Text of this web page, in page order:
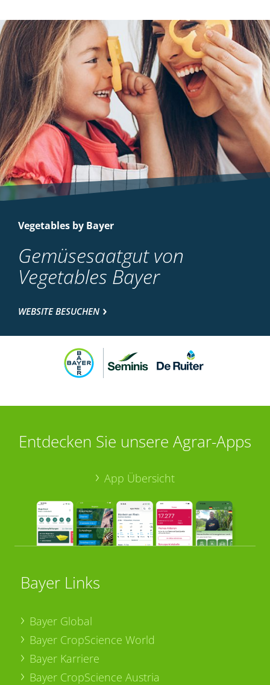
Vegetables by Bayer
Gemüsesaatgut von
Vegetables Bayer
WEBSITE BESUCHEN
Entdecken Sie unsere Agrar-Apps
App Übersicht
Bayer Links
Bayer Global
Bayer CropScience World
Bayer Karriere
Bayer CropScience Austria